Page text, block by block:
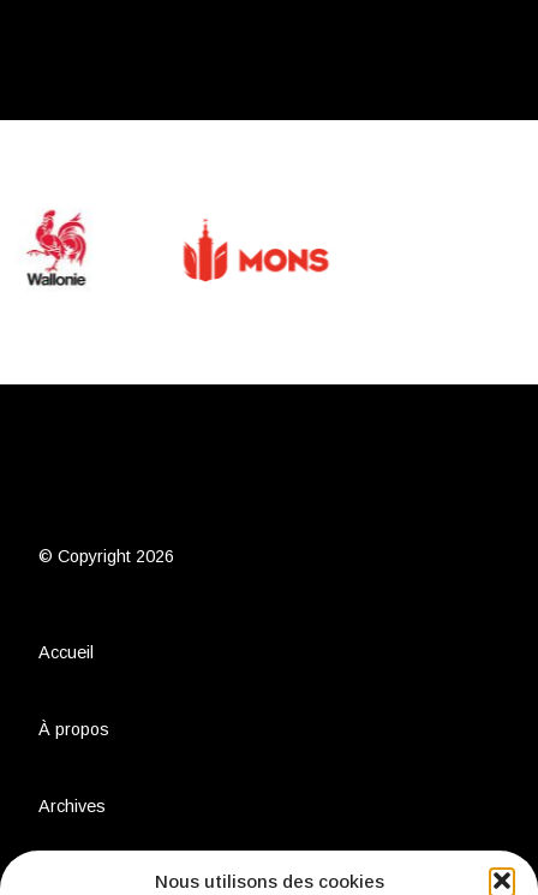
Nous utilisons des cookies
© Copyright 2026
Accueil
À propos
Archives
Charte environnementale